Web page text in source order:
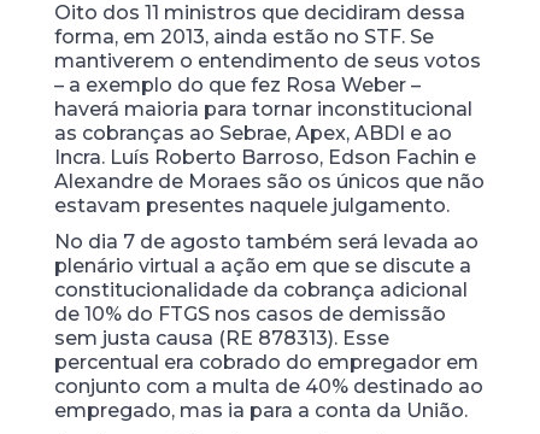
Oito dos 11 ministros que decidiram dessa
forma, em 2013, ainda estão no STF. Se
mantiverem o entendimento de seus votos
– a exemplo do que fez Rosa Weber –
haverá maioria para tornar inconstitucional
as cobranças ao Sebrae, Apex, ABDI e ao
Incra. Luís Roberto Barroso, Edson Fachin e
Alexandre de Moraes são os únicos que não
estavam presentes naquele julgamento.
No dia 7 de agosto também será levada ao
plenário virtual a ação em que se discute a
constitucionalidade da cobrança adicional
de 10% do FTGS nos casos de demissão
sem justa causa (RE 878313). Esse
percentual era cobrado do empregador em
conjunto com a multa de 40% destinado ao
empregado, mas ia para a conta da União.